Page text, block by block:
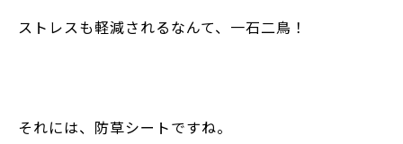
ストレスも軽減されるなんて、一石二鳥！
それには、防草シートですね。